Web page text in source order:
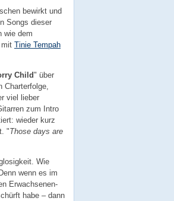
bewirkt und
Songs dieser
wie dem
Tinie Tempah
Child" über
viel lieber
zum Intro
wieder kurz
"Those days are
Wie
wenn es im
Erwachsenen-
habe – dann